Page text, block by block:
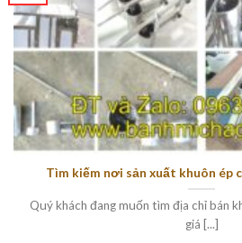
Tìm kiếm nơi sản xuất khuôn ép
Quý khách đang muốn tìm địa chỉ bán
giá [...]